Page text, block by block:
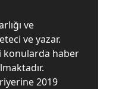
ve
ve yazar.
konularda haber
2019